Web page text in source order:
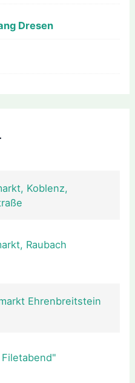
Dresen
Koblenz,
Raubach
Ehrenbreitstein